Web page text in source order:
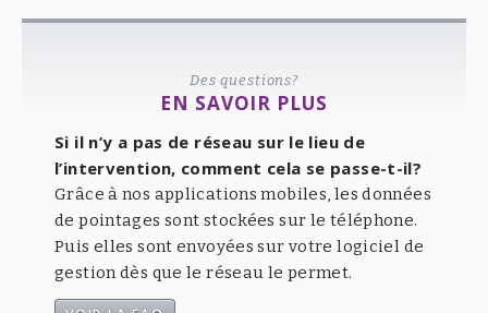
Des questions?
EN SAVOIR PLUS
Si il n’y a pas de réseau sur le lieu de
l’intervention, comment cela se passe-t-il?
Grâce à nos applications mobiles, les données
de pointages sont stockées sur le téléphone.
Puis elles sont envoyées sur votre logiciel de
gestion dès que le réseau le permet.